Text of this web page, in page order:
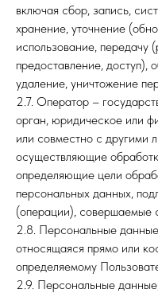
включая сбор, запись,
хранение, уточнение
использование, передачу
предоставление, доступ),
удаление, уничтожение
2.7. Оператор –
орган, юридическое или
или совместно с другими
осуществляющие
определяющие цели
персональных данных,
(операции), совершаемые
2.8. Персональные
относящаяся прямо или
определяемому
2.9. Персональные